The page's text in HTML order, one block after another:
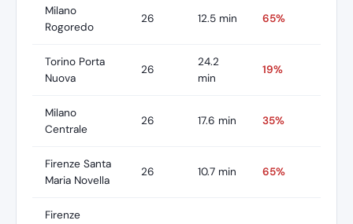
Milano
Rogoredo
26 12.5 min 65%
Torino Porta
Nuova
26
24.2
min
19%
Milano
Centrale
26 17.6 min 35%
Firenze Santa
Maria Novella
26 10.7 min 65%
Firenze